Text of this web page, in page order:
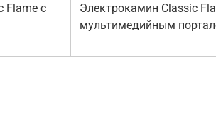
Flame с
Электрокамин Classic
мультимедийным